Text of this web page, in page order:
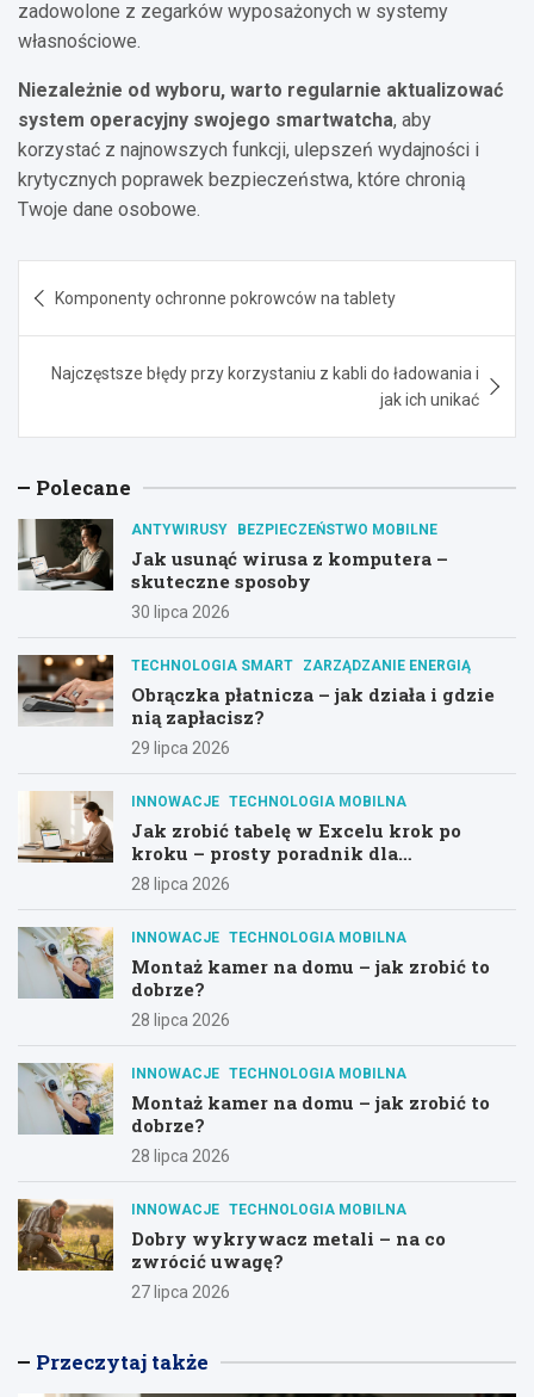
zadowolone z zegarków wyposażonych w systemy
własnościowe.
Niezależnie od wyboru, warto regularnie aktualizować
system operacyjny swojego smartwatcha, aby
korzystać z najnowszych funkcji, ulepszeń wydajności i
krytycznych poprawek bezpieczeństwa, które chronią
Twoje dane osobowe.
wpisu
Komponenty ochronne pokrowców na tablety
Najczęstsze błędy przy korzystaniu z kabli do ładowania i
jak ich unikać
Polecane
ANTYWIRUSY BEZPIECZEŃSTWO MOBILNE
Jak usunąć wirusa z komputera –
skuteczne sposoby
30 lipca 2026
TECHNOLOGIA SMART ZARZĄDZANIE ENERGIĄ
Obrączka płatnicza – jak działa i gdzie
nią zapłacisz?
29 lipca 2026
INNOWACJE TECHNOLOGIA MOBILNA
Jak zrobić tabelę w Excelu krok po
kroku – prosty poradnik dla
początkujących
28 lipca 2026
INNOWACJE TECHNOLOGIA MOBILNA
Montaż kamer na domu – jak zrobić to
dobrze?
28 lipca 2026
INNOWACJE TECHNOLOGIA MOBILNA
Montaż kamer na domu – jak zrobić to
dobrze?
28 lipca 2026
INNOWACJE TECHNOLOGIA MOBILNA
Dobry wykrywacz metali – na co
zwrócić uwagę?
27 lipca 2026
Przeczytaj także